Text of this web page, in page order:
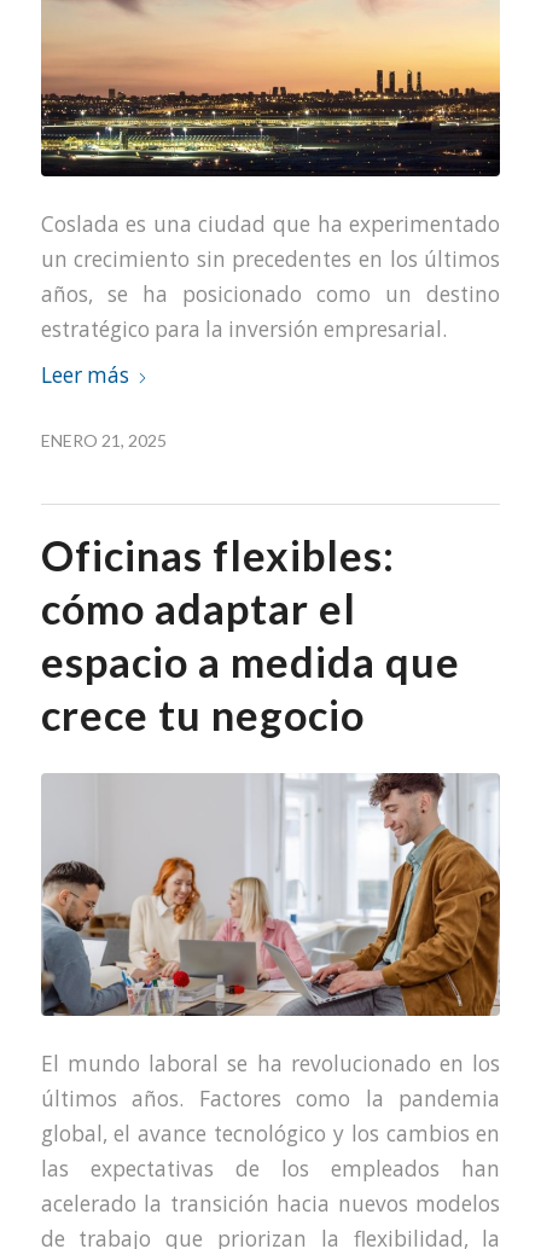
Coslada es una ciudad que ha experimentado
un crecimiento sin precedentes en los últimos
años, se ha posicionado como un destino
estratégico para la inversión empresarial.
Leer más
ENERO 21, 2025
Oficinas flexibles:
cómo adaptar el
espacio a medida que
crece tu negocio
El mundo laboral se ha revolucionado en los
últimos años. Factores como la pandemia
global, el avance tecnológico y los cambios en
las expectativas de los empleados han
acelerado la transición hacia nuevos modelos
de trabajo que priorizan la flexibilidad, la